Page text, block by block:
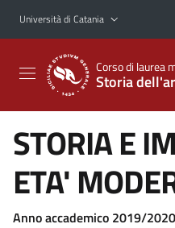
Vai al contenuto principale
Vai al menu di navigazione
Università di Catania
Corso di laurea
Storia
STORIA E
ETA'
Anno accademico 2019/2020